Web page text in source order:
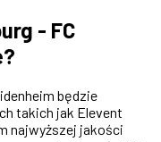
- FC
będzie
takich jak Elevent
najwyższej jakości